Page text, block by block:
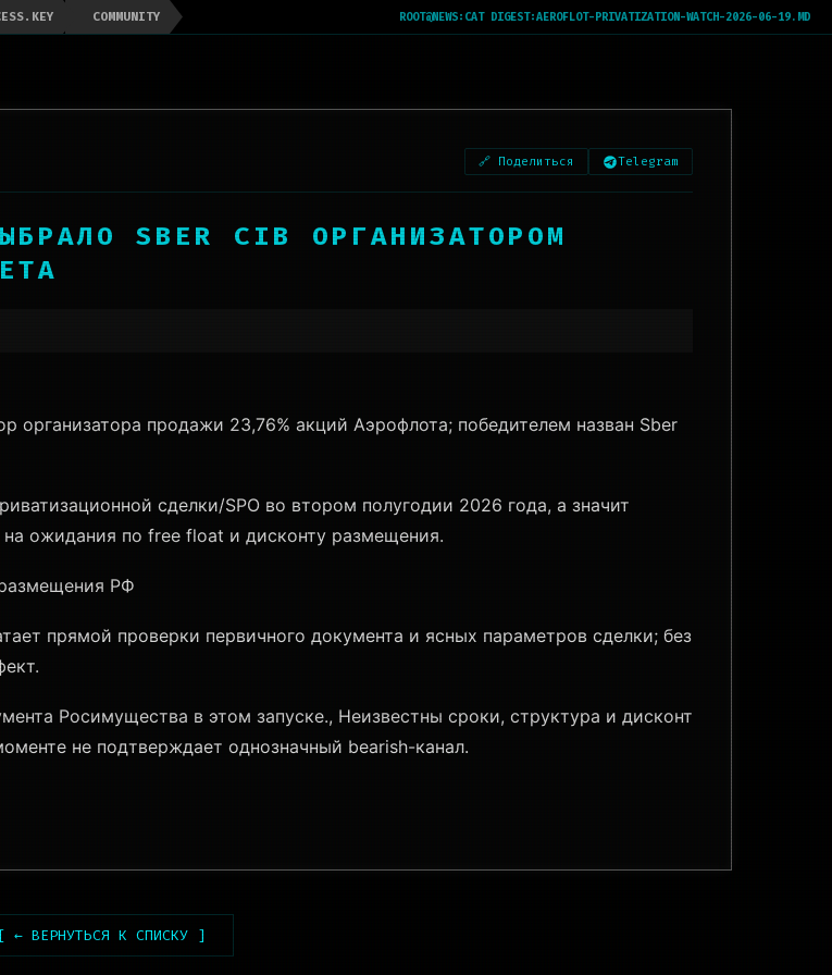
COMMUNITY ROOT@NEWS: CAT DIGEST:AEROFLOT-PRIVATIZATION-WATCH-2026-06-19.MD
🔗 Поделиться Telegram
SBER CIB ОРГАНИЗАТОРОМ
продажи 23,76% акций Аэрофлота; победителем назван Sber
сделки/SPO во втором полугодии 2026 года, а значит
ожидания по free float и дисконту размещения.
размещения РФ
прямой проверки первичного документа и ясных параметров сделки; без
Росимущества в этом запуске., Неизвестны сроки, структура и дисконт
не подтверждает однозначный bearish-канал.
[ ← ВЕРНУТЬСЯ К СПИСКУ ]